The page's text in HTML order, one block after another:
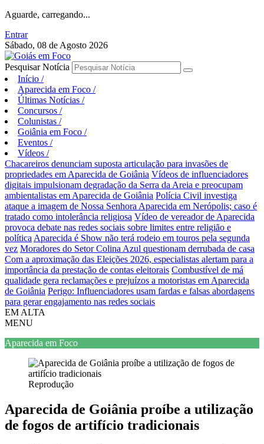
Aguarde, carregando...
Entrar
Sábado, 08 de Agosto 2026
Pesquisar Notícia
Início /
Aparecida em Foco /
Últimas Notícias /
Concursos /
Colunistas /
Goiânia em Foco /
Eventos /
Vídeos /
Chacareiros denunciam suposta articulação para invasões de
propriedades em Aparecida de Goiânia Vídeos de influenciadores
digitais impulsionam degradação da Serra da Areia e preocupam
ambientalistas em Aparecida de Goiânia Polícia Civil investiga
ataque a imagem de Nossa Senhora Aparecida em Nerópolis; caso é
tratado como intolerância religiosa Vídeo de vereador de Aparecida
provoca debate nas redes sociais sobre limites entre religião e
política Aparecida é Show não terá rodeio em touros pela segunda
vez Moradores do Setor Colina Azul questionam derrubada de casa
Com a aproximação das Eleições 2026, especialistas alertam para a
importância da prestação de contas eleitorais Combustível de má
qualidade gera reclamações e prejuízos a motoristas em Aparecida
de Goiânia Perigo: Influenciadores usam fardas e falsas abordagens
para gerar engajamento nas redes sociais
EM ALTA
MENU
Aparecida em Foco
Reprodução
Aparecida de Goiânia proíbe a utilização
de fogos de artifício tradicionais